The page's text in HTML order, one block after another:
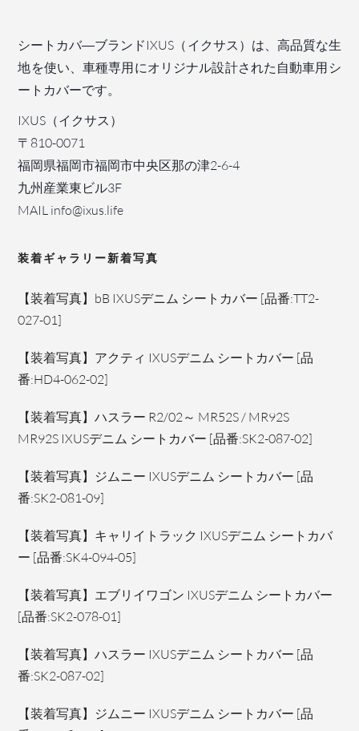
シートカバ―ブランドIXUS（イクサス）は、高品質な生
地を使い、車種専用にオリジナル設計された自動車用シ
ートカバーです。
IXUS（イクサス）
〒810-0071
福岡県福岡市福岡市中央区那の津2-6-4
九州産業東ビル3F
MAIL info@ixus.life
装着ギャラリー新着写真
【装着写真】bB IXUSデニム シートカバー [品番:TT2-
027-01]
【装着写真】アクティ IXUSデニム シートカバー [品
番:HD4-062-02]
【装着写真】ハスラー R2/02～ MR52S / MR92S
MR92S IXUSデニム シートカバー [品番:SK2-087-02]
【装着写真】ジムニー IXUSデニム シートカバー [品
番:SK2-081-09]
【装着写真】キャリイトラック IXUSデニム シートカバ
ー [品番:SK4-094-05]
【装着写真】エブリイワゴン IXUSデニム シートカバー
[品番:SK2-078-01]
【装着写真】ハスラー IXUSデニム シートカバー [品
番:SK2-087-02]
【装着写真】ジムニー IXUSデニム シートカバー [品